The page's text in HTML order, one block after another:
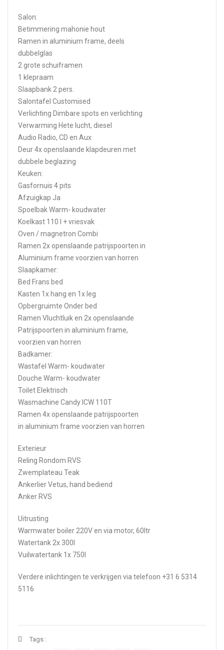
Salon:
Betimmering mahonie hout
Ramen in aluminium frame, deels
dubbelglas
2 grote schuiframen
1 klepraam
Slaapbank 2 pers.
Salontafel Customised
Verlichting Dimbare spots en verlichting
Verwarming Hete lucht, diesel
Audio Radio, CD en Aux
Deur 4x openslaande klapdeuren met
dubbele beglazing
Keuken:
Gasfornuis 4 pits
Afzuigkap Ja
Spoelbak Warm- koudwater
Koelkast 110 l + vriesvak
Oven / magnetron Combi
Ramen 2x openslaande patrijspoorten in
Aluminium frame voorzien van horren
Slaapkamer:
Bed Frans bed
Kasten 1x hang en 1x leg
Opbergruimte Onder bed
Ramen Vluchtluik en 2x openslaande
Patrijspoorten in aluminium frame,
voorzien van horren
Badkamer:
Wastafel Warm- koudwater
Douche Warm- koudwater
Toilet Elektrisch
Wasmachine Candy ICW 110T
Ramen 4x openslaande patrijspoorten
in aluminium frame voorzien van horren
Exterieur
Reling Rondom RVS
Zwemplateau Teak
Ankerlier Vetus, hand bediend
Anker RVS
Uitrusting
Warmwater boiler 220V en via motor, 60ltr
Watertank 2x 300l
Vuilwatertank 1x 750l
Verdere inlichtingen te verkrijgen via telefoon +31 6 5314
5116
Tags :